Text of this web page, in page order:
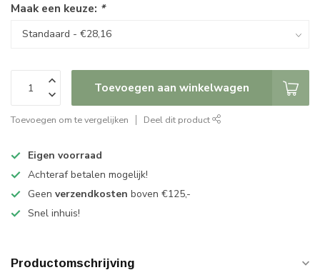
Maak een keuze: *
Toevoegen aan winkelwagen
Toevoegen om te vergelijken Deel dit product
Eigen voorraad
Achteraf betalen mogelijk!
Geen verzendkosten boven €125,-
Snel inhuis!
Productomschrijving